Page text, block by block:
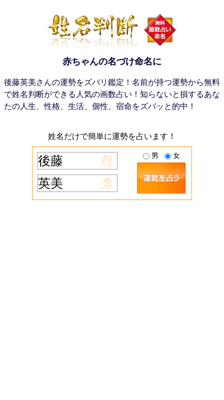
赤ちゃんの名づけ命名に
後藤英美さんの運勢をズバリ鑑定！名前が持つ運勢から無料
で姓名判断ができる人気の画数占い！知らないと損するあな
たの人生、性格、生活、個性、宿命をズバッと的中！
姓名だけで簡単に運勢を占います！
男 女